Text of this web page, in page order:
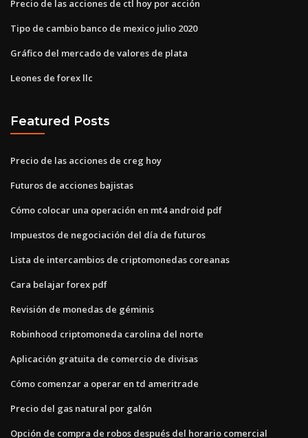
Precio de las acciones de ctl hoy por acción
Tipo de cambio banco de mexico julio 2020
Gráfico del mercado de valores de plata
Leones de forex llc
Featured Posts
Precio de las acciones de creg hoy
Futuros de acciones bajistas
Cómo colocar una operación en mt4 android pdf
Impuestos de negociación del día de futuros
Lista de intercambios de criptomonedas coreanas
Cara belajar forex pdf
Revisión de monedas de géminis
Robinhood criptomoneda carolina del norte
Aplicación gratuita de comercio de divisas
Cómo comenzar a operar en td ameritrade
Precio del gas natural por galón
Opción de compra de robos después del horario comercial